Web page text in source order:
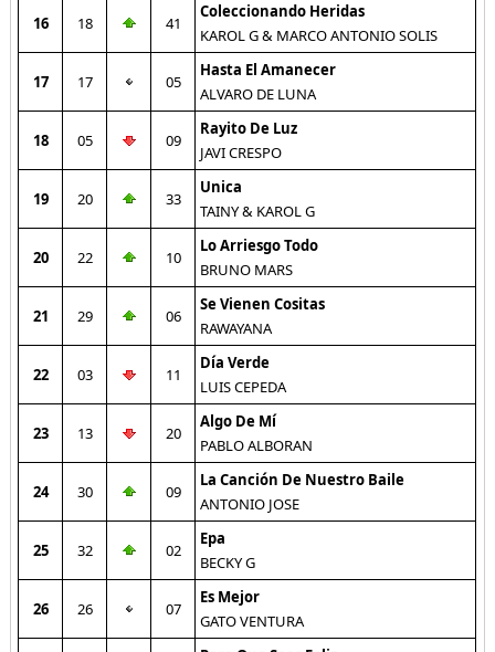
16 18 41
Coleccionando Heridas
KAROL G & MARCO ANTONIO SOLIS
17 17 05
Hasta El Amanecer
ALVARO DE LUNA
18 05 09
Rayito De Luz
JAVI CRESPO
19 20 33
Unica
TAINY & KAROL G
20 22 10
Lo Arriesgo Todo
BRUNO MARS
21 29 06
Se Vienen Cositas
RAWAYANA
22 03 11
Día Verde
LUIS CEPEDA
23 13 20
Algo De Mí
PABLO ALBORAN
24 30 09
La Canción De Nuestro Baile
ANTONIO JOSE
25 32 02
Epa
BECKY G
26 26 07
Es Mejor
GATO VENTURA